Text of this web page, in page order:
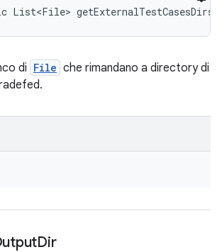
List<File> getExternalTestCasesDirs
di File che rimandano a directory di
Dir